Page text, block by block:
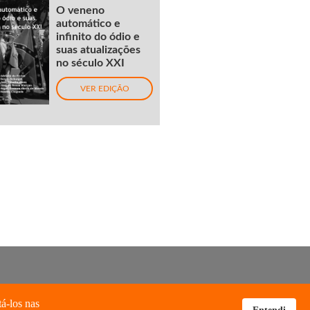
O veneno
automático e
infinito do ódio e
suas atualizações
no século XXI
VER EDIÇÃO
los nas